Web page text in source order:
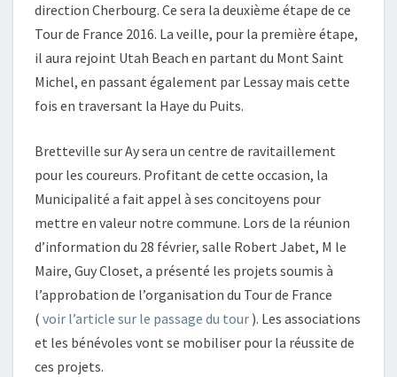
direction Cherbourg. Ce sera la deuxième étape de ce
Tour de France 2016. La veille, pour la première étape,
il aura rejoint Utah Beach en partant du Mont Saint
Michel, en passant également par Lessay mais cette
fois en traversant la Haye du Puits.
Bretteville sur Ay sera un centre de ravitaillement
pour les coureurs. Profitant de cette occasion, la
Municipalité a fait appel à ses concitoyens pour
mettre en valeur notre commune. Lors de la réunion
d’information du 28 février, salle Robert Jabet, M le
Maire, Guy Closet, a présenté les projets soumis à
l’approbation de l’organisation du Tour de France
( voir l’article sur le passage du tour ). Les associations
et les bénévoles vont se mobiliser pour la réussite de
ces projets.